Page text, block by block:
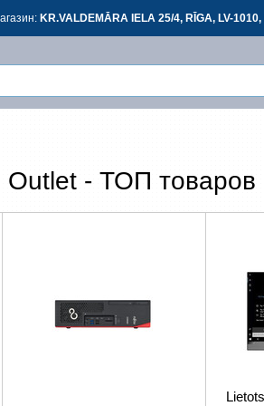
KR.VALDEMĀRA IELA 25/4, RĪGA, LV-
Outlet - ТОП товаров